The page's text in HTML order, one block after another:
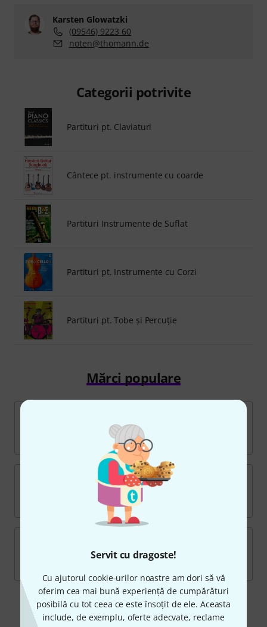
Servit cu dragoste!
Cu ajutorul cookie-urilor noastre am dori să vă
oferim cea mai bună experiență de cumpărături
posibilă cu tot ceea ce este însoțit de ele. Aceasta
include, de exemplu, oferte adecvate, reclame
Karsten Glowatzki
(09546) 9223 60
noten@thomann.de
Categorii potrivite
Partituri pt. Claviaturi
Cântece pt. instrumente cu coarde
Partituri Instrumente de Suflat
Partituri pt. Instrumente cu Corzi
Partituri pt. Tobe și Percuție
Mărci populare